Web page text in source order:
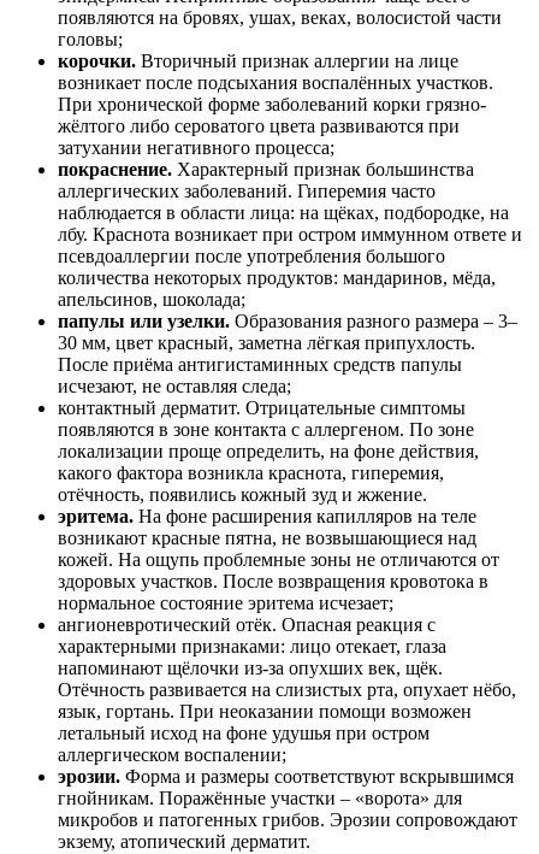
появляются на бровях, ушах, веках, волосистой части
головы;
корочки. Вторичный признак аллергии на лице
возникает после подсыхания воспалённых участков.
При хронической форме заболеваний корки грязно-
жёлтого либо сероватого цвета развиваются при
затухании негативного процесса;
покраснение. Характерный признак большинства
аллергических заболеваний. Гиперемия часто
наблюдается в области лица: на щёках, подбородке, на
лбу. Краснота возникает при остром иммунном ответе и
псевдоаллергии после употребления большого
количества некоторых продуктов: мандаринов, мёда,
апельсинов, шоколада;
папулы или узелки. Образования разного размера – 3–
30 мм, цвет красный, заметна лёгкая припухлость.
После приёма антигистаминных средств папулы
исчезают, не оставляя следа;
контактный дерматит. Отрицательные симптомы
появляются в зоне контакта с аллергеном. По зоне
локализации проще определить, на фоне действия,
какого фактора возникла краснота, гиперемия,
отёчность, появились кожный зуд и жжение.
эритема. На фоне расширения капилляров на теле
возникают красные пятна, не возвышающиеся над
кожей. На ощупь проблемные зоны не отличаются от
здоровых участков. После возвращения кровотока в
нормальное состояние эритема исчезает;
ангионевротический отёк. Опасная реакция с
характерными признаками: лицо отекает, глаза
напоминают щёлочки из-за опухших век, щёк.
Отёчность развивается на слизистых рта, опухает нёбо,
язык, гортань. При неоказании помощи возможен
летальный исход на фоне удушья при остром
аллергическом воспалении;
эрозии. Форма и размеры соответствуют вскрывшимся
гнойникам. Поражённые участки – «ворота» для
микробов и патогенных грибов. Эрозии сопровождают
экзему, атопический дерматит.